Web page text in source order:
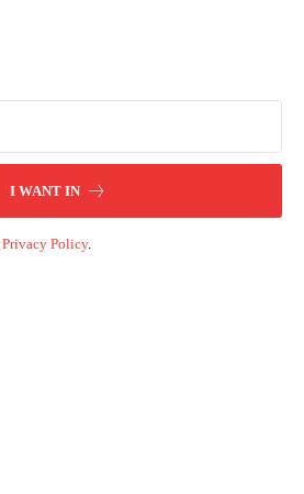
I WANT IN
Privacy Policy.